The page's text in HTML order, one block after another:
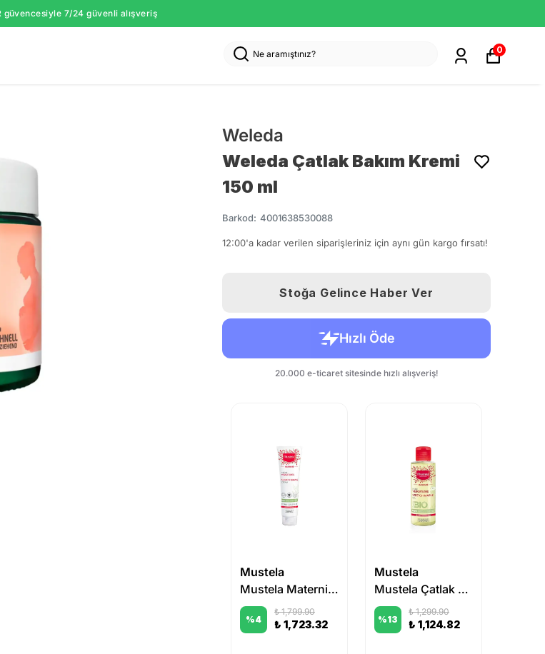
güvencesiyle 7/24 güvenli alışveriş
0
Weleda
Weleda Çatlak Bakım Kremi
150 ml
Barkod: 4001638530088
12:00'a kadar verilen siparişleriniz için aynı gün kargo fırsatı!
Stoğa Gelince Haber Ver
Mustela
Mustela Maternite Strech Marks Çatlak Kremi 150 ml
%4
₺ 1,799.90
₺ 1,723.32
Mustela
Mustela Çatlak önleyici Yağ 105 ml
%13
₺ 1,299.90
₺ 1,124.82